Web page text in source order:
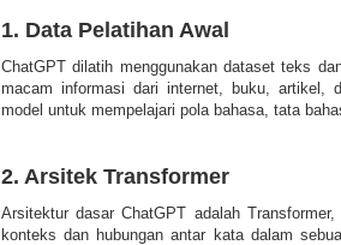
1. Data Pelatihan Awal
ChatGPT dilatih menggunakan dataset teks
macam informasi dari internet, buku, artikel,
model untuk mempelajari pola bahasa, tata
2. Arsitek Transformer
Arsitektur dasar ChatGPT adalah
konteks dan hubungan antar kata dalam